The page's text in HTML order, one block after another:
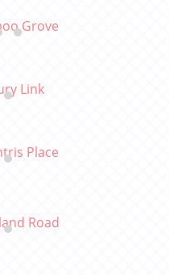
Grove
Link
Place
Road